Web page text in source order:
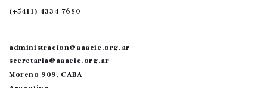
(+5411) 4334 7680
administracion@aaaeic.org.ar
secretaria@aaaeic.org.ar
Moreno 909, CABA